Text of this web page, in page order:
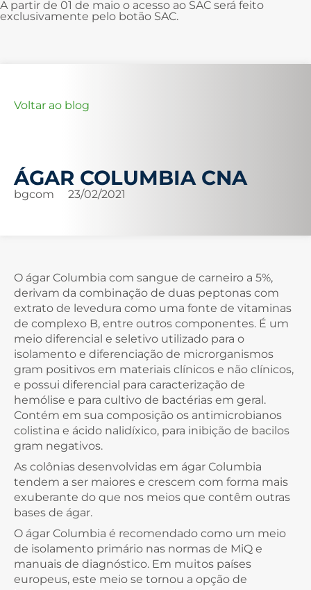
A partir de 01 de maio o acesso ao SAC será feito
exclusivamente pelo botão SAC.
Voltar ao blog
ÁGAR COLUMBIA CNA
bgcom 23/02/2021
O ágar Columbia com sangue de carneiro a 5%,
derivam da combinação de duas peptonas com
extrato de levedura como uma fonte de vitaminas
de complexo B, entre outros componentes. É um
meio diferencial e seletivo utilizado para o
isolamento e diferenciação de microrganismos
gram positivos em materiais clínicos e não clínicos,
e possui diferencial para caracterização de
hemólise e para cultivo de bactérias em geral.
Contém em sua composição os antimicrobianos
colistina e ácido nalidíxico, para inibição de bacilos
gram negativos.
As colônias desenvolvidas em ágar Columbia
tendem a ser maiores e crescem com forma mais
exuberante do que nos meios que contêm outras
bases de ágar.
O ágar Columbia é recomendado como um meio
de isolamento primário nas normas de MiQ e
manuais de diagnóstico. Em muitos países
europeus, este meio se tornou a opção de